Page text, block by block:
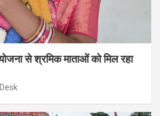
से श्रमिक माताओं को मिल रहा